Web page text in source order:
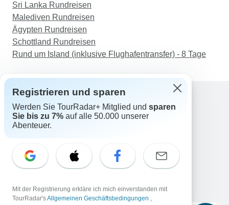
Sri Lanka Rundreisen
Malediven Rundreisen
Ägypten Rundreisen
Schottland Rundreisen
Rund um Island (inklusive Flughafentransfer) - 8 Tage
Support
Kontakt
Schweiz +41 225 183 195
E-Mail: support@tourradar.com
EN DE ES FR NL
Registrieren und sparen
Werden Sie TourRadar+ Mitglied und sparen
Sie bis zu 7% auf alle 50.000 unserer
Abenteuer.
Mit der Registrierung erkläre ich mich einverstanden mit
TourRadar'sAllgemeinen Geschäftsbedingungen ,